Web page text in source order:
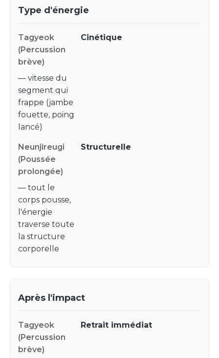
Type d'énergie
Cinétique
— vitesse du
segment qui
frappe (jambe
fouette, poing
lancé)
Structurelle
— tout le
corps pousse,
l'énergie
traverse toute
la structure
corporelle
Après l'impact
Retrait immédiat